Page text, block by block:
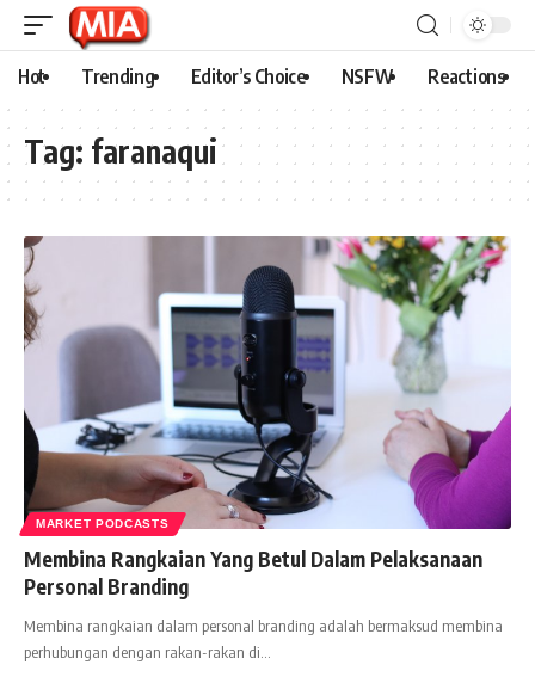
Hot Trending Editor’s Choice NSFW Reactions
Tag: faranaqui
MARKET PODCASTS
Membina Rangkaian Yang Betul Dalam Pelaksanaan
Personal Branding
Membina rangkaian dalam personal branding adalah bermaksud membina
perhubungan dengan rakan-rakan di